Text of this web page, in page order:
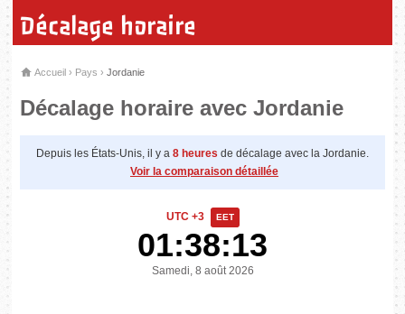
Décalage horaire
Accueil › Pays ›Jordanie
Décalage horaire avec Jordanie
Depuis les États-Unis, il y a 8 heures de décalage avec la Jordanie.
Voir la comparaison détaillée
UTC +3 EET
01:38:13
Samedi, 8 août 2026